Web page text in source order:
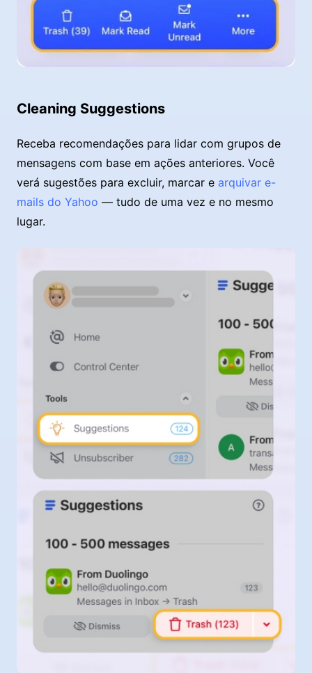
Cleaning Suggestions
Receba recomendações para lidar com grupos de
mensagens com base em ações anteriores. Você
verá sugestões para excluir, marcar e arquivar e-
mails do Yahoo — tudo de uma vez e no mesmo
lugar.